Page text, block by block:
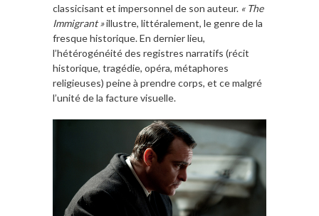
classicisant et impersonnel de son auteur. « The
Immigrant »illustre, littéralement, le genre de la
fresque historique. En dernier lieu,
l’hétérogénéité des registres narratifs (récit
historique, tragédie, opéra, métaphores
religieuses) peine à prendre corps, et ce malgré
l’unité de la facture visuelle.